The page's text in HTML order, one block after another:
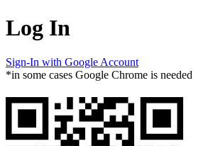
Log In
Sign-In with Google Account
*in some cases Google Chrome is needed